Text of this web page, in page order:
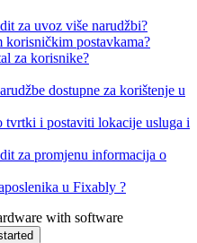
za uvoz više narudžbi?
postavkama?
za korisnike?
dostupne za korištenje u
tvrtki i postaviti lokacije usluga i
za promjenu informacija o
u Fixably ?
with software